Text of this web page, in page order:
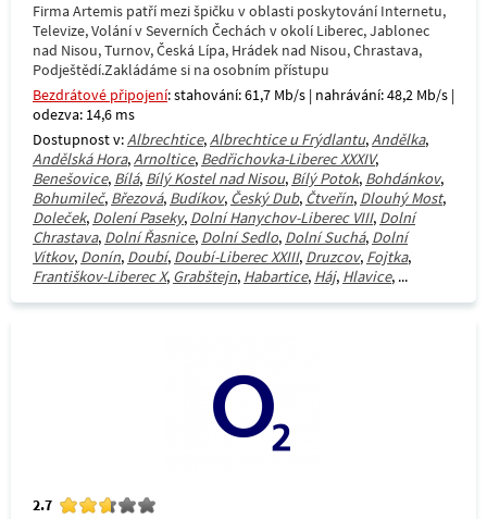
Firma Artemis patří mezi špičku v oblasti poskytování Internetu,
Televize, Volání v Severních Čechách v okolí Liberec, Jablonec
nad Nisou, Turnov, Česká Lípa, Hrádek nad Nisou, Chrastava,
Podještědí.Zakládáme si na osobním přístupu
Bezdrátové připojení: stahování: 61,7 Mb/s | nahrávání: 48,2 Mb/s |
odezva: 14,6 ms
Dostupnost v:Albrechtice,Albrechtice u Frýdlantu,Andělka,
Andělská Hora,Arnoltice, Bedřichovka-Liberec XXXIV,
Benešovice, Bílá, Bílý Kostel nad Nisou, Bílý Potok, Bohdánkov,
Bohumileč, Březová, Budíkov, Český Dub, Čtveřín, Dlouhý Most,
Doleček, Dolení Paseky, Dolní Hanychov-Liberec VIII, Dolní
Chrastava, Dolní Řasnice, Dolní Sedlo, Dolní Suchá, Dolní
Vítkov, Donín, Doubí, Doubí-Liberec XXIII, Druzcov, Fojtka,
Františkov-Liberec X, Grabštejn, Habartice, Háj, Hlavice, ...
2.7